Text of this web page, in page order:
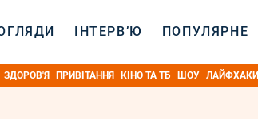
ІНТЕРВ’Ю ПОПУЛЯРНЕ
ЗДОРОВ'Я ПРИВІТАННЯ КІНО ТА ТБ ШОУ ЛАЙФХАКИ